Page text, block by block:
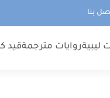
بنا
ليبيةروايات مترجمةقيد